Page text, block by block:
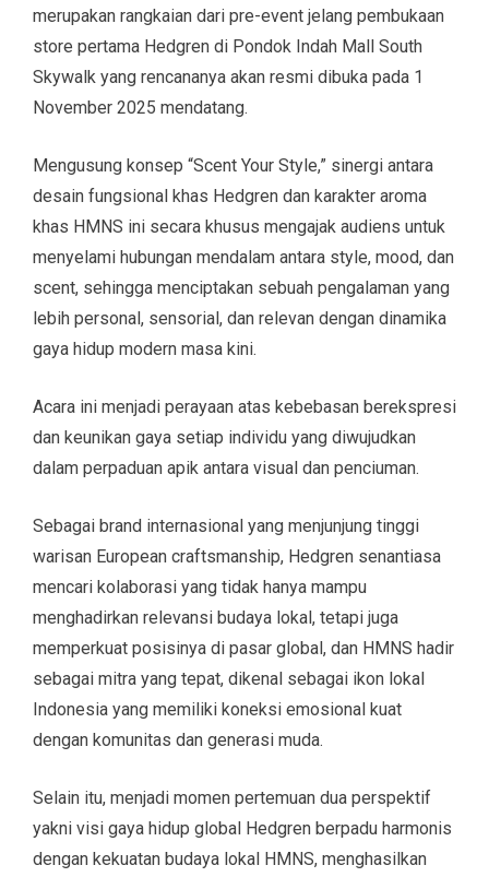
merupakan rangkaian dari pre-event jelang pembukaan
store pertama Hedgren di Pondok Indah Mall South
Skywalk yang rencananya akan resmi dibuka pada 1
November 2025 mendatang.
Mengusung konsep “Scent Your Style,” sinergi antara
desain fungsional khas Hedgren dan karakter aroma
khas HMNS ini secara khusus mengajak audiens untuk
menyelami hubungan mendalam antara style, mood, dan
scent, sehingga menciptakan sebuah pengalaman yang
lebih personal, sensorial, dan relevan dengan dinamika
gaya hidup modern masa kini.
Acara ini menjadi perayaan atas kebebasan berekspresi
dan keunikan gaya setiap individu yang diwujudkan
dalam perpaduan apik antara visual dan penciuman.
Sebagai brand internasional yang menjunjung tinggi
warisan European craftsmanship, Hedgren senantiasa
mencari kolaborasi yang tidak hanya mampu
menghadirkan relevansi budaya lokal, tetapi juga
memperkuat posisinya di pasar global, dan HMNS hadir
sebagai mitra yang tepat, dikenal sebagai ikon lokal
Indonesia yang memiliki koneksi emosional kuat
dengan komunitas dan generasi muda.
Selain itu, menjadi momen pertemuan dua perspektif
yakni visi gaya hidup global Hedgren berpadu harmonis
dengan kekuatan budaya lokal HMNS, menghasilkan